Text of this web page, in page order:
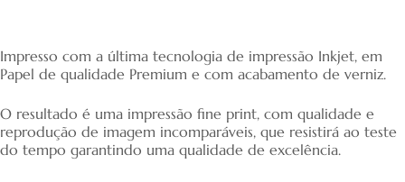
Impresso com a última tecnologia de impressão Inkjet, em
Papel de qualidade Premium e com acabamento de verniz.
O resultado é uma impressão fine print, com qualidade e
reprodução de imagem incomparáveis, que resistirá ao teste
do tempo garantindo uma qualidade de excelência.